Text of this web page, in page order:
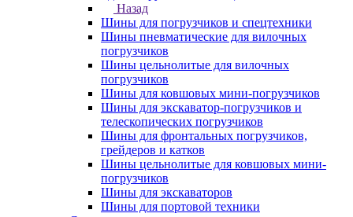
Назад
Шины для погрузчиков и спецтехники
Шины пневматические для вилочных
погрузчиков
Шины цельнолитые для вилочных
погрузчиков
Шины для ковшовых мини-погрузчиков
Шины для экскаватор-погрузчиков и
телескопических погрузчиков
Шины для фронтальных погрузчиков,
грейдеров и катков
Шины цельнолитые для ковшовых мини-
погрузчиков
Шины для экскаваторов
Шины для портовой техники